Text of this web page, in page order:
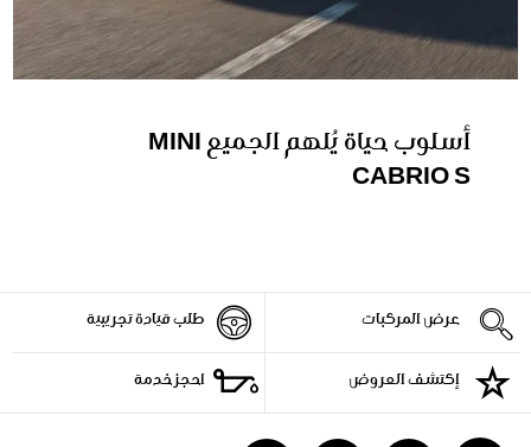
أسلوب حياة يُلهم الجميع MINI
CABRIO S
عرض المركبات طلب قيادة تجريبية
إكتشف العروض احجز خدمة